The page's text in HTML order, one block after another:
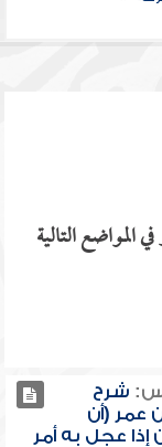
المواضع التالية
شرح
عمر (أن
إذا عجل به أمر